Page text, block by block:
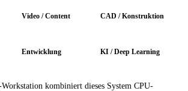
Video / Content CAD / Konstruktion
Entwicklung KI / Deep Learning
kombiniert dieses System CPU-